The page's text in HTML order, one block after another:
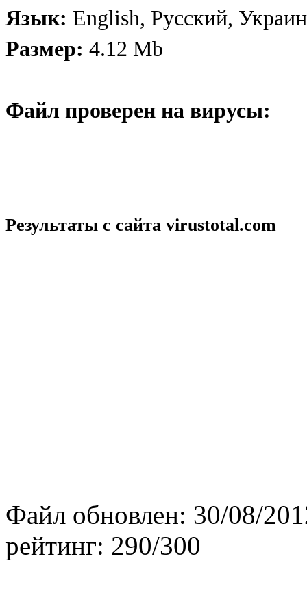
Язык: English, Русский,
Размер: 4.12 Mb
Файл проверен на вирусы:
Результаты с сайта virustotal.com
Файл обновлен: 30/08/
рейтинг: 290/300